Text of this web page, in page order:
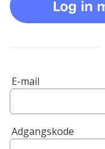
E-mail
Adgangskode